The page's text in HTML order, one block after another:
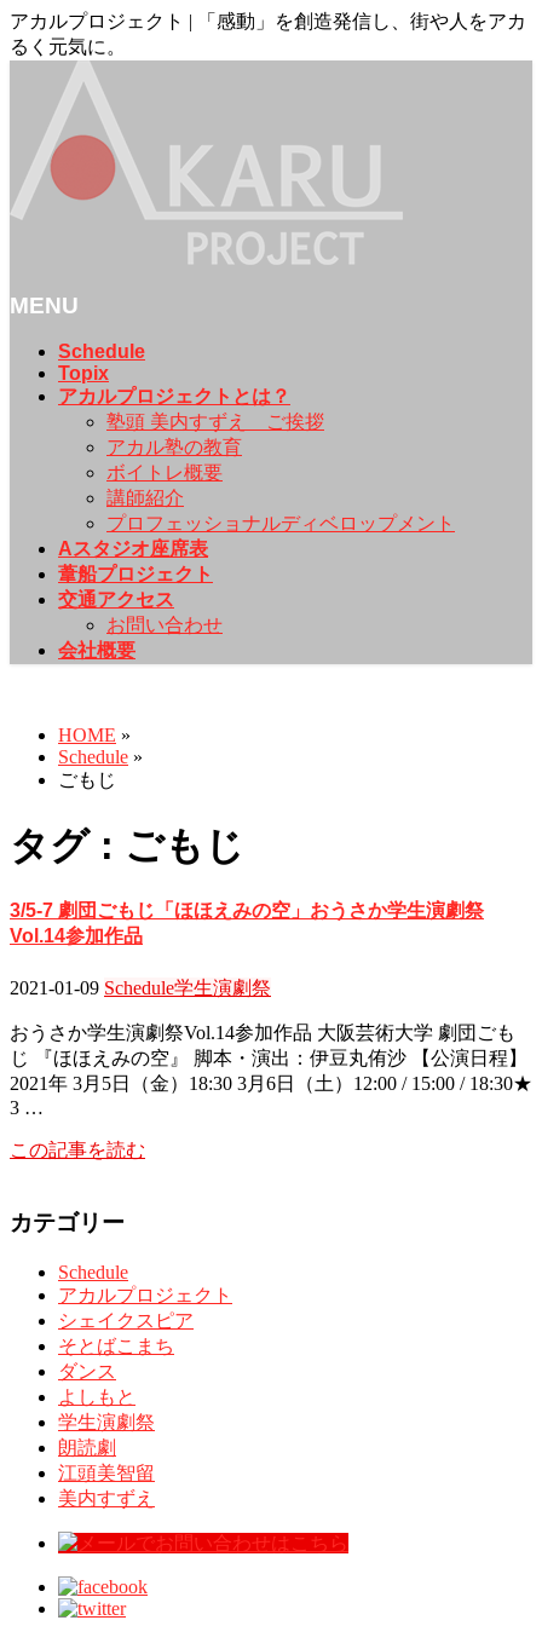
アカルプロジェクト | 「感動」を創造発信し、街や人をアカ
るく元気に。
MENU
Schedule
Topix
アカルプロジェクトとは？
塾頭 美内すずえ ご挨拶
アカル塾の教育
ボイトレ概要
講師紹介
プロフェッショナルディベロップメント
Aスタジオ座席表
葦船プロジェクト
交通アクセス
お問い合わせ
会社概要
HOME »
Schedule »
ごもじ
タグ : ごもじ
3/5-7 劇団ごもじ「ほほえみの空」おうさか学生演劇祭
Vol.14参加作品
2021-01-09 Schedule学生演劇祭
おうさか学生演劇祭Vol.14参加作品 大阪芸術大学 劇団ごも
じ 『ほほえみの空』 脚本・演出：伊豆丸侑沙 【公演日程】
2021年 3月5日（金）18:30 3月6日（土）12:00 / 15:00 / 18:30★
3 …
この記事を読む
カテゴリー
Schedule
アカルプロジェクト
シェイクスピア
そとばこまち
ダンス
よしもと
学生演劇祭
朗読劇
江頭美智留
美内すずえ